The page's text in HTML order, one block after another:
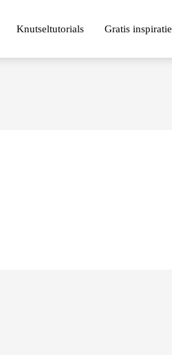
Knutseltutorials Gratis inspiratie